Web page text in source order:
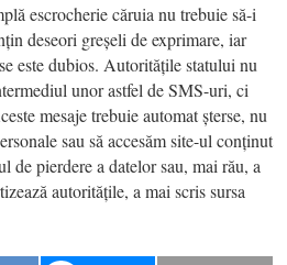
escrocherie căruia nu trebuie să-i
deseori greșeli de exprimare, iar
este dubios. Autoritățile statului nu
unor astfel de SMS-uri, ci
mesaje trebuie automat șterse, nu
sau să accesăm site-ul conținut
de pierdere a datelor sau, mai rău, a
autoritățile, a mai scris sursa